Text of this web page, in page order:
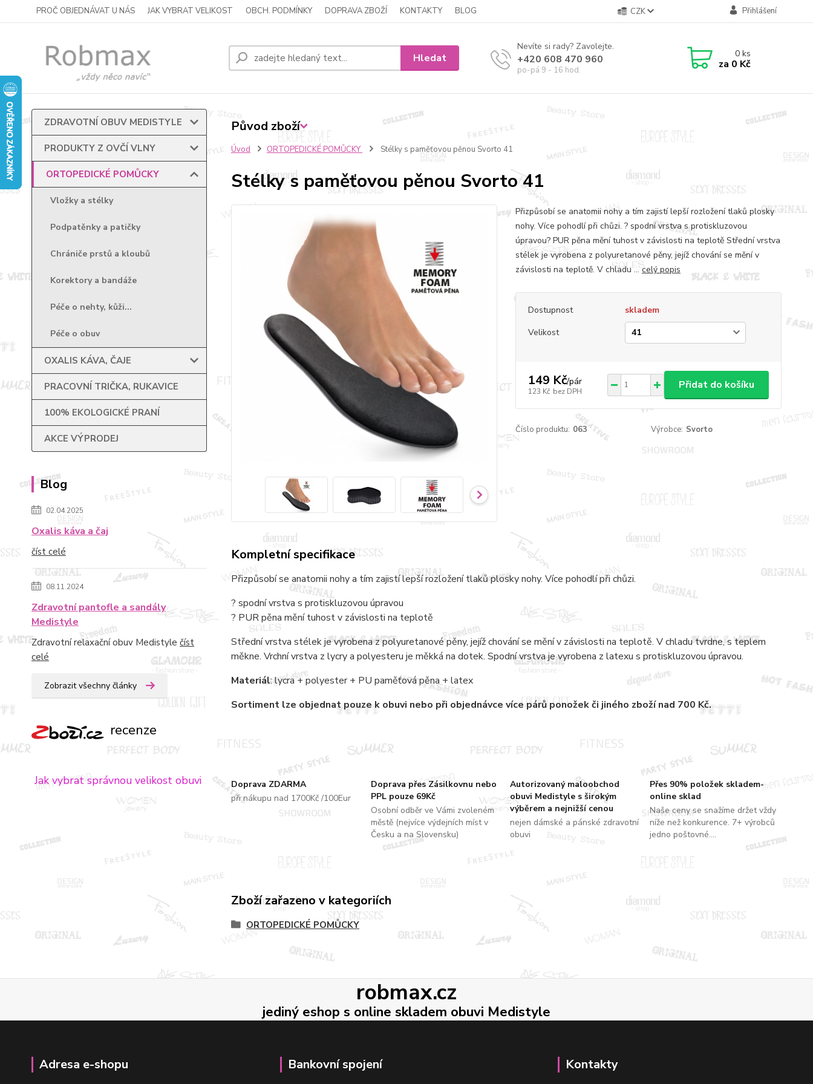
PROČ OBJEDNÁVAT U NÁS JAK VYBRAT VELIKOST OBCH. PODMÍNKY DOPRAVA ZBOŽÍ KONTAKTY BLOG CZK Přihlášení
Hledat
Nevíte si rady? Zavolejte.
+420 608 470 960
po-pá 9 - 16 hod.
0ks
za 0 Kč
ZDRAVOTNÍ OBUV MEDISTYLE
PRODUKTY Z OVČÍ VLNY
ORTOPEDICKÉ POMŮCKY
Vložky a stélky
Podpatěnky a patičky
Chrániče prstů a kloubů
Korektory a bandáže
Péče o nehty, kůži...
Péče o obuv
OXALIS KÁVA, ČAJE
PRACOVNÍ TRIČKA, RUKAVICE
100% EKOLOGICKÉ PRANÍ
AKCE VÝPRODEJ
Blog
02.04.2025
Oxalis káva a čaj
číst celé
08.11.2024
Zdravotní pantofle a sandály
Medistyle
Zdravotní relaxační obuv Medistyle číst
celé
Zobrazit všechny články
recenze
Jak vybrat správnou velikost obuvi
Úvod ORTOPEDICKÉ POMŮCKY Stélky s paměťovou pěnou Svorto 41
Stélky s paměťovou pěnou Svorto 41
Přizpůsobí se anatomii nohy a tím zajistí lepší rozložení tlaků plosky
nohy. Více pohodlí při chůzi. ? spodní vrstva s protiskluzovou
úpravou? PUR pěna mění tuhost v závislosti na teplotě Střední vrstva
stélek je vyrobena z polyuretanové pěny, jejíž chování se mění v
závislosti na teplotě. V chladu ...celý popis
Dostupnost
skladem
Velikost
149 Kč/pár
123 Kč bez DPH
Přidat do košíku
Číslo produktu: 063 Výrobce: Svorto
Doprava ZDARMA
při nákupu nad 1700Kč /100Eur
Doprava přes Zásilkovnu nebo
PPL pouze 69Kč
Osobní odběr ve Vámi zvoleném
městě (nejvíce výdejních míst v
Česku a na Slovensku)
Autorizovaný maloobchod
obuvi Medistyle s širokým
výběrem a nejnižší cenou
nejen dámské a pánské zdravotní
obuvi
Přes 90% položek skladem-
online sklad
Naše ceny se snažíme držet vždy
níže než konkurence. 7+ výrobců
jedno poštovné....
Kompletní specifikace
Přizpůsobí se anatomii nohy a tím zajistí lepší rozložení tlaků plosky nohy. Více pohodlí při chůzi.
? spodní vrstva s protiskluzovou úpravou
? PUR pěna mění tuhost v závislosti na teplotě
Střední vrstva stélek je vyrobena z polyuretanové pěny, jejíž chování se mění v závislosti na teplotě. V chladu tvrdne, s teplem
měkne. Vrchní vrstva z lycry a polyesteru je měkká na dotek. Spodní vrstva je vyrobena z latexu s protiskluzovou úpravou.
Materiál: lycra + polyester + PU paměťová pěna + latex
Sortiment lze objednat pouze k obuvi nebo při objednávce více párůponožek či jiného zboží nad 700 Kč.
Původ zboží
Zboží zařazeno v kategoriích
ORTOPEDICKÉ POMŮCKY
robmax.cz
jediný eshop s online skladem obuvi Medistyle
Adresa e-shopu Bankovní spojení Kontakty